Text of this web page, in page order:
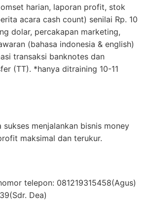
harian, laporan profit, stok
acara cash count) senilai Rp. 10
dolar, percakapan marketing,
(bahasa indonesia & english)
transaksi banknotes dan
(TT). *hanya ditraining 10-11
sukses menjalankan bisnis money
maksimal dan terukur.
telepon: 081219315458(Agus)
Dea)